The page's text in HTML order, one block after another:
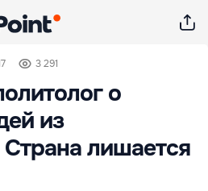
3 291
о
из
лишается